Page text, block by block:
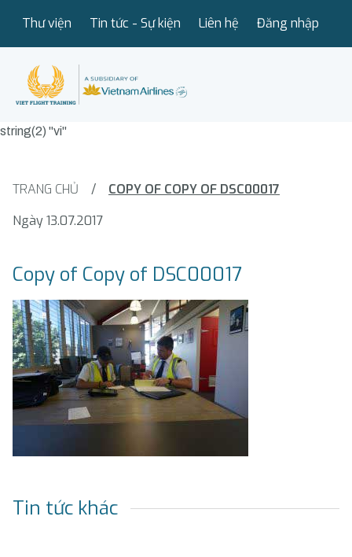
Thư viện Tin tức - Sự kiện Liên hệ Đăng nhập
string(2) "vi"
TRANG CHỦ /
COPY OF COPY OF DSC00017
Ngày 13.07.2017
Copy of Copy of DSC00017
Tin tức khác